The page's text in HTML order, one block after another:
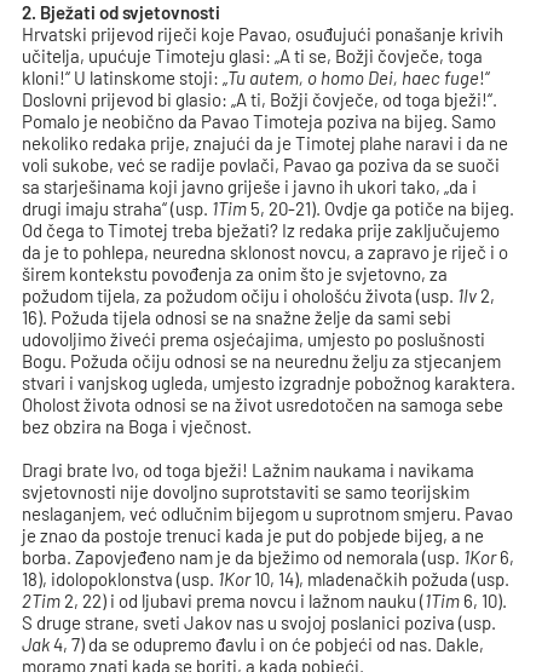
2. Bježati od svjetovnosti
Hrvatski prijevod riječi koje Pavao, osuđujući ponašanje krivih
učitelja, upućuje Timoteju glasi: „A ti se, Božji čovječe, toga
kloni!“ U latinskome stoji: „Tu autem, o homo Dei, haec fuge!“
Doslovni prijevod bi glasio: „A ti, Božji čovječe, od toga bježi!“.
Pomalo je neobično da Pavao Timoteja poziva na bijeg. Samo
nekoliko redaka prije, znajući da je Timotej plahe naravi i da ne
voli sukobe, već se radije povlači, Pavao ga poziva da se suoči
sa starješinama koji javno griješe i javno ih ukori tako, „da i
drugi imaju straha“ (usp. 1Tim 5, 20-21). Ovdje ga potiče na bijeg.
Od čega to Timotej treba bježati? Iz redaka prije zaključujemo
da je to pohlepa, neuredna sklonost novcu, a zapravo je riječ i o
širem kontekstu povođenja za onim što je svjetovno, za
požudom tijela, za požudom očiju i ohološću života (usp. 1Iv 2,
16). Požuda tijela odnosi se na snažne želje da sami sebi
udovoljimo živeći prema osjećajima, umjesto po poslušnosti
Bogu. Požuda očiju odnosi se na neurednu želju za stjecanjem
stvari i vanjskog ugleda, umjesto izgradnje pobožnog karaktera.
Oholost života odnosi se na život usredotočen na samoga sebe
bez obzira na Boga i vječnost.
Dragi brate Ivo, od toga bježi! Lažnim naukama i navikama
svjetovnosti nije dovoljno suprotstaviti se samo teorijskim
neslaganjem, već odlučnim bijegom u suprotnom smjeru. Pavao
je znao da postoje trenuci kada je put do pobjede bijeg, a ne
borba. Zapovjeđeno nam je da bježimo od nemorala (usp. 1Kor6,
18), idolopoklonstva (usp. 1Kor10, 14), mladenačkih požuda (usp.
2Tim 2, 22) i od ljubavi prema novcu i lažnom nauku (1Tim 6, 10).
S druge strane, sveti Jakov nas u svojoj poslanici poziva (usp.
Jak4, 7) da se odupremo đavlu i on će pobjeći od nas. Dakle,
moramo znati kada se boriti, a kada pobjeći.